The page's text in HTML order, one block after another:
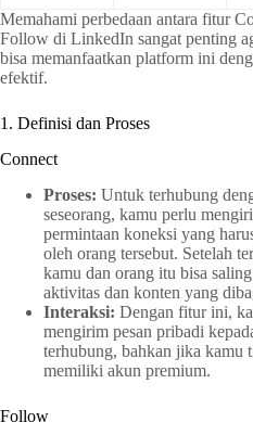
Memahami perbedaan antara fitur
Follow di LinkedIn sangat penting
bisa memanfaatkan platform ini
efektif.
1. Definisi dan Proses
Connect
Proses: Untuk terhubung
seseorang, kamu perlu
permintaan koneksi yang
oleh orang tersebut. Setelah
kamu dan orang itu bisa
aktivitas dan konten yang
Interaksi: Dengan fitur ini,
mengirim pesan pribadi
terhubung, bahkan jika kamu
memiliki akun premium.
Follow